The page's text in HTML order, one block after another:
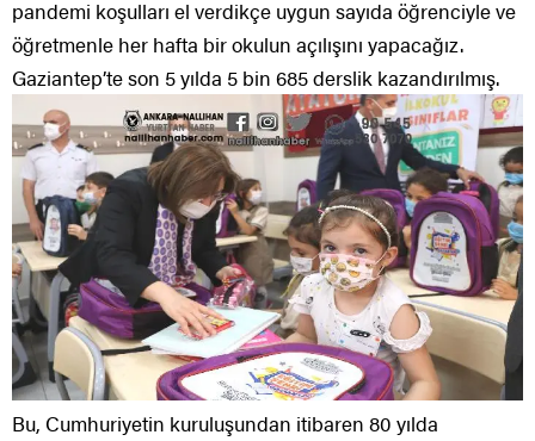
pandemi koşulları el verdikçe uygun sayıda öğrenciyle ve
öğretmenle her hafta bir okulun açılışını yapacağız.
Gaziantep’te son 5 yılda 5 bin 685 derslik kazandırılmış.
Bu, Cumhuriyetin kuruluşundan itibaren 80 yılda